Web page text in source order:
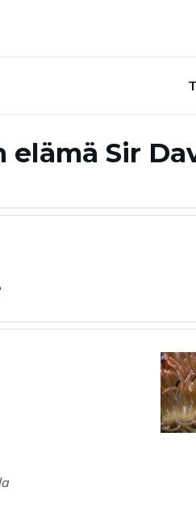
elämä Sir